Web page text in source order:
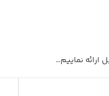
ارائه نماییم…